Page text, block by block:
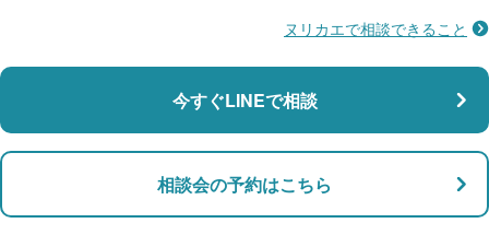
瑕疵保険
支払い対応
マンション・アパート対応
店舗・事務所対応
ヌリカエで相談できること
今すぐLINEで相談
相談会の予約はこちら